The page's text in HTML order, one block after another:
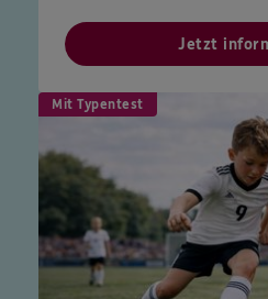
Jetzt
Mit Typentest